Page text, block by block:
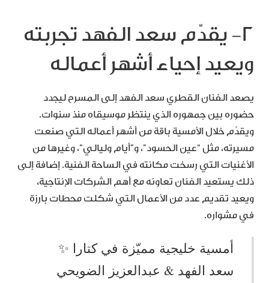
٢- يقدّم سعد الفهد تجربته
ويعيد إحياء أشهر أعماله
يصعد الفنان القطري سعد الفهد إلى المسرح ليجدد
حضوره بين جمهوره الذي ينتظر موسيقاه منذ سنوات.
ويقدّم خلال الأمسية باقة من أشهر أعماله التي صنعت
مسيرته، مثل “عين الحسود”، و”أيام وليالي”، وغيرها من
الأغنيات التي رسخت مكانته في الساحة الفنية. إضافة إلى
ذلك يستعيد الفنان تعاونه مع أهم الشركات الإنتاجية،
ويعيد تقديم عدد من الأعمال التي شكلت محطات بارزة
في مشواره.
أمسية خليجية مميّزة في كتارا ✨
سعد الفهد & عبدالعزيز الضويحي